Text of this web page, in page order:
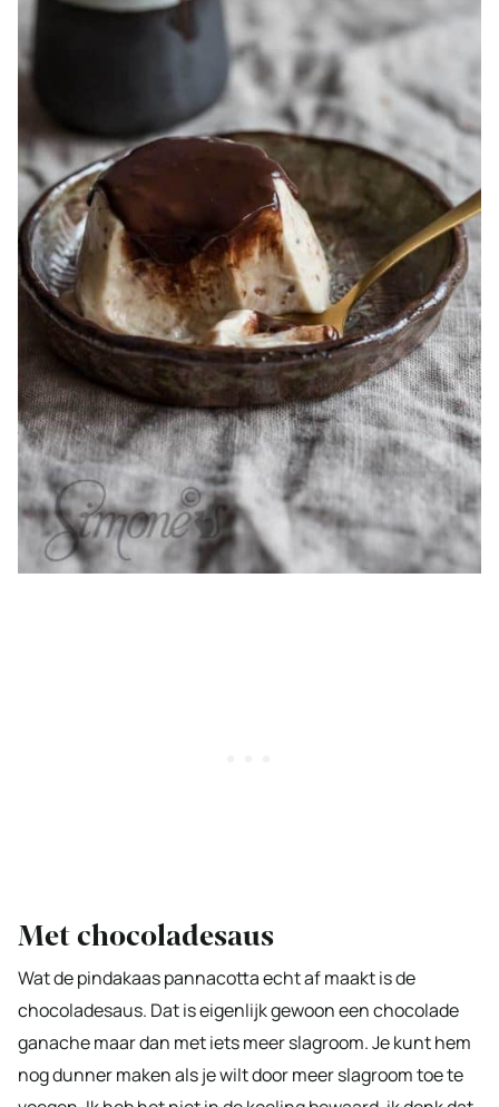
Met chocoladesaus
Wat de pindakaas pannacotta echt af maakt is de
chocoladesaus. Dat is eigenlijk gewoon een chocolade
ganache maar dan met iets meer slagroom. Je kunt hem
nog dunner maken als je wilt door meer slagroom toe te